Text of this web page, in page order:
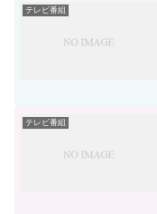
テレビ番組
テレビ番組